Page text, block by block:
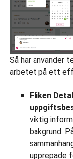
Så här använder
arbetet på ett
Fliken
viktig
bakgrund.
upprepade